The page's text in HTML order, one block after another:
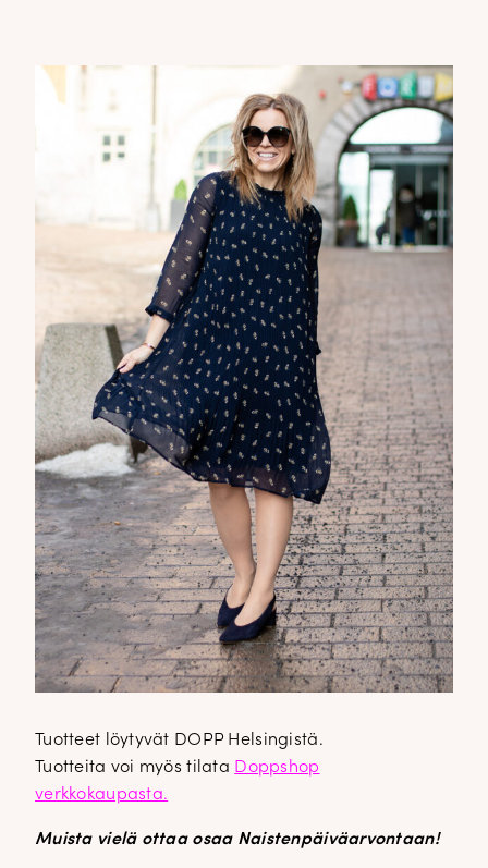
Tuotteet löytyvät DOPP Helsingistä.
Tuotteita voi myös tilata Doppshop
verkkokaupasta.
Muista vielä ottaa osaa Naistenpäiväarvontaan!